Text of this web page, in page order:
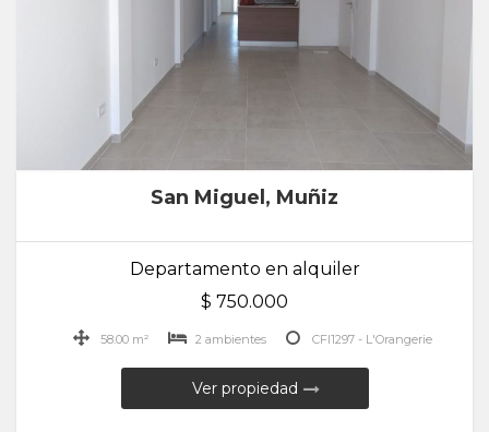
San Miguel, Muñiz
Departamento en alquiler
$ 750.000
58.00 m² 2 ambientes CFI1297 - L'Orangerie
Ver propiedad